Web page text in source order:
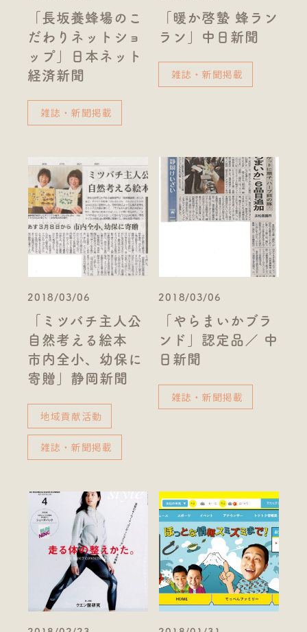
「長坂養蜂場のこ
だわりネットショ
ップ」日本ネット
経済新聞
雑誌・新聞掲載
「暖か啓蟄 蜂ラン
ラン」中日新聞
雑誌・新聞掲載
2018/03/06
「ミツバチ主人公
自然考える絵本
市内全小、幼保に
寄贈」静岡新聞
地域貢献活動
雑誌・新聞掲載
2018/03/06
「やらまいかブラ
ンド」認定品／ 中
日新聞
雑誌・新聞掲載